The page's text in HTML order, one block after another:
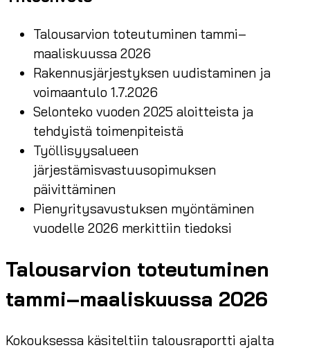
Talousarvion toteutuminen tammi–
maaliskuussa 2026
Rakennusjärjestyksen uudistaminen ja
voimaantulo 1.7.2026
Selonteko vuoden 2025 aloitteista ja
tehdyistä toimenpiteistä
Työllisyysalueen
järjestämisvastuusopimuksen
päivittäminen
Pienyritysavustuksen myöntäminen
vuodelle 2026 merkittiin tiedoksi
Talousarvion toteutuminen
tammi–maaliskuussa 2026
Kokouksessa käsiteltiin talousraportti ajalta